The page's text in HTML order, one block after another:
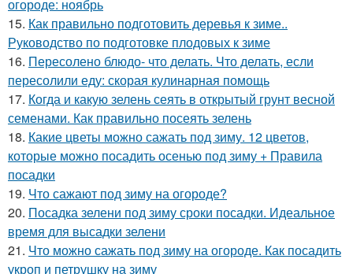
огороде: ноябрь
15. Как правильно подготовить деревья к зиме..
Руководство по подготовке плодовых к зиме
16. Пересолено блюдо- что делать. Что делать, если
пересолили еду: скорая кулинарная помощь
17. Когда и какую зелень сеять в открытый грунт весной
семенами. Как правильно посеять зелень
18. Какие цветы можно сажать под зиму. 12 цветов,
которые можно посадить осенью под зиму + Правила
посадки
19. Что сажают под зиму на огороде?
20. Посадка зелени под зиму сроки посадки. Идеальное
время для высадки зелени
21. Что можно сажать под зиму на огороде. Как посадить
укроп и петрушку на зиму